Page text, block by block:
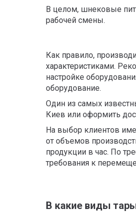
В целом, шнековые
рабочей смены.
Как правило,
характеристиками.
настройке
оборудование.
Один из самых
Киев или оформить
На выбор клиентов
от объемов
продукции в час. По
требования к
В какие виды